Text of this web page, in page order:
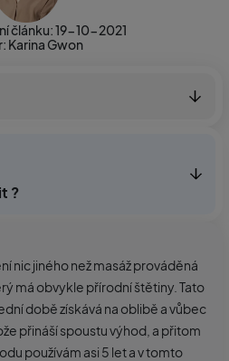
článku: 19-10-2021
Karina Gwon
nic jiného než masáž prováděná
má obvykle přírodní štětiny. Tato
době získává na oblibě a vůbec
přináší spoustu výhod, a přitom
používám asi 5 let a v tomto
?